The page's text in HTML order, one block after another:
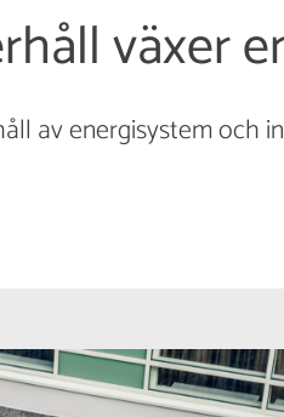
växer
av energisystem